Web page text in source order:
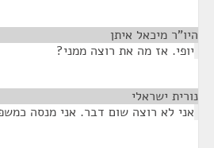
היו"ר מיכאל איתן
יופי. אז מה את רוצה ממני?
נורית ישראלי
אני לא רוצה שום דבר. אני מנסה